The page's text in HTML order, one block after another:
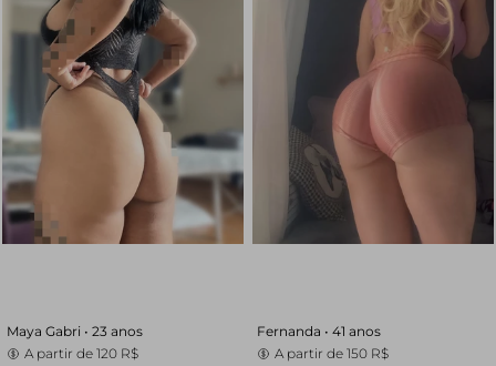
Maya Gabri • 23 anos
A partir de 120 R$
Fernanda • 41 anos
A partir de 150 R$